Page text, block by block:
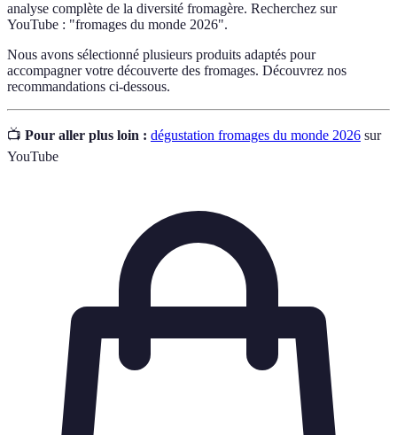
analyse complète de la diversité fromagère. Recherchez sur
YouTube : "fromages du monde 2026".
Nous avons sélectionné plusieurs produits adaptés pour
accompagner votre découverte des fromages. Découvrez nos
recommandations ci-dessous.
📺 Pour aller plus loin : dégustation fromages du monde 2026 sur
YouTube